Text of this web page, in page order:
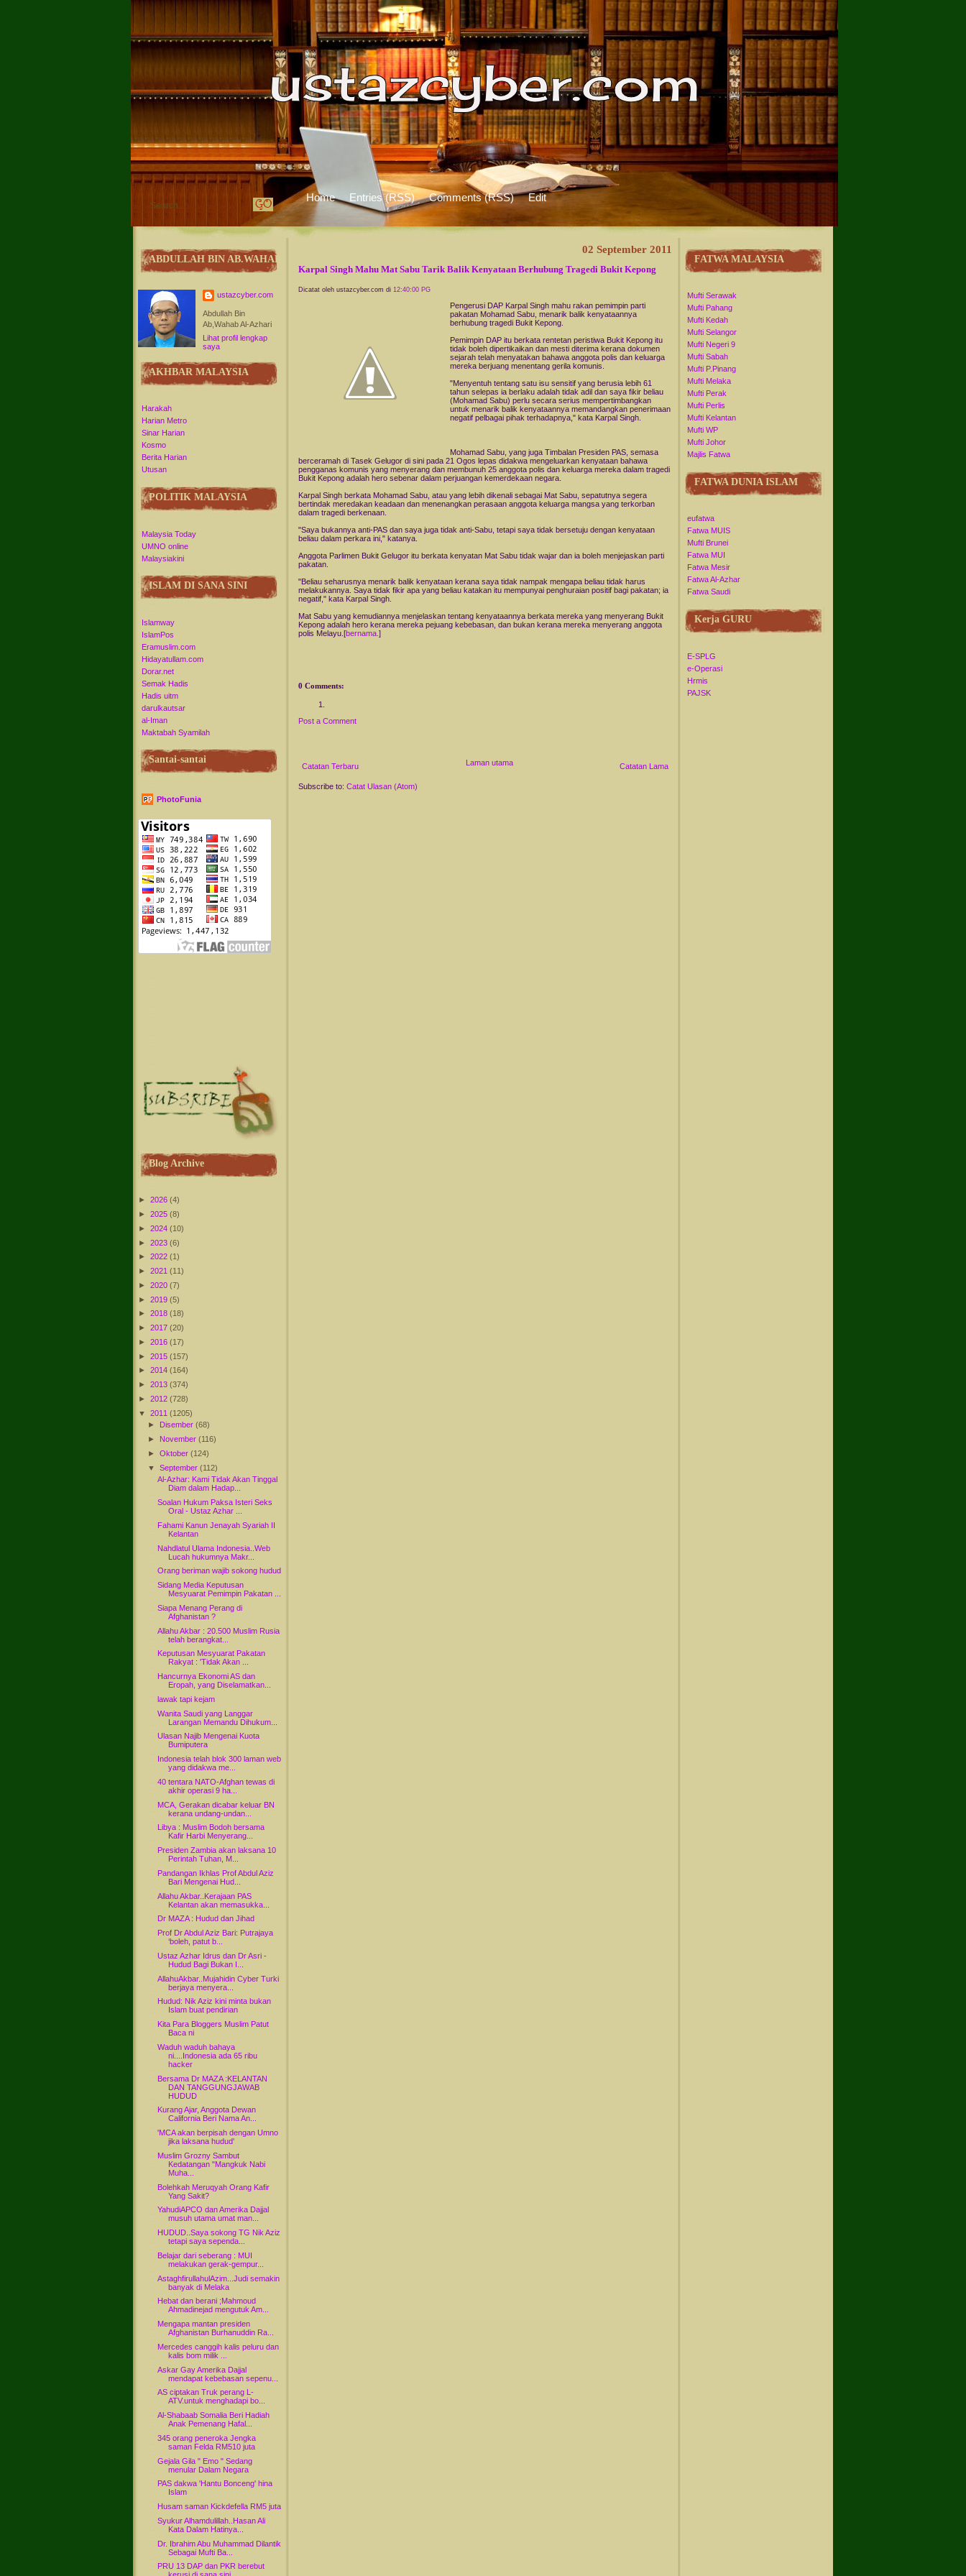
Home Entries (RSS) Comments (RSS) Edit
ABDULLAH BIN AB.WAHAB
ustazcyber.com
Abdullah Bin
Ab,Wahab Al-Azhari
Lihat profil lengkap
saya
AKHBAR MALAYSIA
Harakah
Harian Metro
Sinar Harian
Kosmo
Berita Harian
Utusan
POLITIK MALAYSIA
Malaysia Today
UMNO online
Malaysiakini
ISLAM DI SANA SINI
Islamway
IslamPos
Eramuslim.com
Hidayatullam.com
Dorar.net
Semak Hadis
Hadis uitm
darulkautsar
al-Iman
Maktabah Syamilah
Santai-santai
PhotoFunia
Blog Archive
► 2026 (4)
► 2025 (8)
► 2024 (10)
► 2023 (6)
► 2022 (1)
► 2021 (11)
► 2020 (7)
► 2019 (5)
► 2018 (18)
► 2017 (20)
► 2016 (17)
► 2015 (157)
► 2014 (164)
► 2013 (374)
► 2012 (728)
▼
2011 (1205)
►
Disember(68)
► November(116)
►Oktober(124)
▼
September(112)
Al-Azhar: Kami Tidak Akan Tinggal
Diam dalam Hadap...
Soalan Hukum Paksa Isteri Seks
Oral - Ustaz Azhar ...
Fahami Kanun Jenayah Syariah II
Kelantan
Nahdlatul Ulama Indonesia..Web
Lucah hukumnya Makr...
Orang beriman wajib sokong hudud
Sidang Media Keputusan
Mesyuarat Pemimpin Pakatan ...
Siapa Menang Perang di
Afghanistan ?
Allahu Akbar : 20.500 Muslim Rusia
telah berangkat...
Keputusan Mesyuarat Pakatan
Rakyat : 'Tidak Akan ...
Hancurnya Ekonomi AS dan
Eropah, yang Diselamatkan...
lawak tapi kejam
Wanita Saudi yang Langgar
Larangan Memandu Dihukum...
Ulasan Najib Mengenai Kuota
Bumiputera
Indonesia telah blok 300 laman web
yang didakwa me...
40 tentara NATO-Afghan tewas di
akhir operasi 9 ha...
MCA, Gerakan dicabar keluar BN
kerana undang-undan...
Libya : Muslim Bodoh bersama
Kafir Harbi Menyerang...
Presiden Zambia akan laksana 10
Perintah Tuhan, M...
Pandangan Ikhlas Prof Abdul Aziz
Bari Mengenai Hud...
Allahu Akbar..Kerajaan PAS
Kelantan akan memasukka...
Dr MAZA : Hudud dan Jihad
Prof Dr Abdul Aziz Bari: Putrajaya
‘boleh, patut b...
Ustaz Azhar Idrus dan Dr Asri -
Hudud Bagi Bukan I...
AllahuAkbar..Mujahidin Cyber Turki
berjaya menyera...
Hudud: Nik Aziz kini minta bukan
Islam buat pendirian
Kita Para Bloggers Muslim Patut
Baca ni
Waduh waduh bahaya
ni....Indonesia ada 65 ribu
hacker
Bersama Dr MAZA :KELANTAN
DAN TANGGUNGJAWAB
HUDUD
Kurang Ajar, Anggota Dewan
California Beri Nama An...
'MCA akan berpisah dengan Umno
jika laksana hudud'
Muslim Grozny Sambut
Kedatangan "Mangkuk Nabi
Muha...
Bolehkah Meruqyah Orang Kafir
Yang Sakit?
YahudiAPCO dan Amerika Dajjal
musuh utama umat man...
HUDUD..Saya sokong TG Nik Aziz
tetapi saya sependa...
Belajar dari seberang : MUI
melakukan gerak-gempur...
AstaghfirullahulAzim...Judi semakin
banyak di Melaka
Hebat dan berani ;Mahmoud
Ahmadinejad mengutuk Am...
Mengapa mantan presiden
Afghanistan Burhanuddin Ra...
Mercedes canggih kalis peluru dan
kalis bom milik ...
Askar Gay Amerika Dajjal
mendapat kebebasan sepenu...
AS ciptakan Truk perang L-
ATV.untuk menghadapi bo...
Al-Shabaab Somalia Beri Hadiah
Anak Pemenang Hafal...
345 orang peneroka Jengka
saman Felda RM510 juta
Gejala Gila " Emo " Sedang
menular Dalam Negara
PAS dakwa 'Hantu Bonceng' hina
Islam
Husam saman Kickdefella RM5 juta
Syukur Alhamdulillah..Hasan Ali
Kata Dalam Hatinya...
Dr. Ibrahim Abu Muhammad Dilantik
Sebagai Mufti Ba...
PRU 13 DAP dan PKR berebut
02 September 2011
Karpal Singh Mahu Mat Sabu Tarik Balik Kenyataan Berhubung Tragedi Bukit Kepong
Dicatat oleh ustazcyber.com di 12:40:00 PG
Pengerusi DAP Karpal Singh mahu rakan pemimpin parti
pakatan Mohamad Sabu, menarik balik kenyataannya
berhubung tragedi Bukit Kepong.
Pemimpin DAP itu berkata rentetan peristiwa Bukit Kepong itu
tidak boleh dipertikaikan dan mesti diterima kerana dokumen
sejarah telah menyatakan bahawa anggota polis dan keluarga
mereka berjuang menentang gerila komunis.
"Menyentuh tentang satu isu sensitif yang berusia lebih 61
tahun selepas ia berlaku adalah tidak adil dan saya fikir beliau
(Mohamad Sabu) perlu secara serius mempertimbangkan
untuk menarik balik kenyataannya memandangkan penerimaan
negatif pelbagai pihak terhadapnya," kata Karpal Singh.
Mohamad Sabu, yang juga Timbalan Presiden PAS, semasa
berceramah di Tasek Gelugor di sini pada 21 Ogos lepas didakwa mengeluarkan kenyataan bahawa
pengganas komunis yang menyerang dan membunuh 25 anggota polis dan keluarga mereka dalam tragedi
Bukit Kepong adalah hero sebenar dalam perjuangan kemerdekaan negara.
Karpal Singh berkata Mohamad Sabu, atau yang lebih dikenali sebagai Mat Sabu, sepatutnya segera
bertindak meredakan keadaan dan menenangkan perasaan anggota keluarga mangsa yang terkorban
dalam tragedi berkenaan.
"Saya bukannya anti-PAS dan saya juga tidak anti-Sabu, tetapi saya tidak bersetuju dengan kenyataan
beliau dalam perkara ini," katanya.
Anggota Parlimen Bukit Gelugor itu berkata kenyatan Mat Sabu tidak wajar dan ia boleh menjejaskan parti
pakatan.
"Beliau seharusnya menarik balik kenyataan kerana saya tidak nampak mengapa beliau tidak harus
melakukannya. Saya tidak fikir apa yang beliau katakan itu mempunyai penghuraian positif bagi pakatan; ia
negatif," kata Karpal Singh.
Mat Sabu yang kemudiannya menjelaskan tentang kenyataannya berkata mereka yang menyerang Bukit
Kepong adalah hero kerana mereka pejuang kebebasan, dan bukan kerana mereka menyerang anggota
polis Melayu.[bernama. ]
0 Comments:
Post a Comment
Catatan Terbaru Catatan Lama
Laman utama
Subscribe to: Catat Ulasan (Atom)
FATWA MALAYSIA
Mufti Serawak
Mufti Pahang
Mufti Kedah
Mufti Selangor
Mufti Negeri 9
Mufti Sabah
Mufti P.Pinang
Mufti Melaka
Mufti Perak
Mufti Perlis
Mufti Kelantan
Mufti WP
Mufti Johor
Majlis Fatwa
FATWA DUNIA ISLAM
eufatwa
Fatwa MUIS
Mufti Brunei
Fatwa MUI
Fatwa Mesir
Fatwa Al-Azhar
Fatwa Saudi
Kerja GURU
E-SPLG
e-Operasi
Hrmis
PAJSK